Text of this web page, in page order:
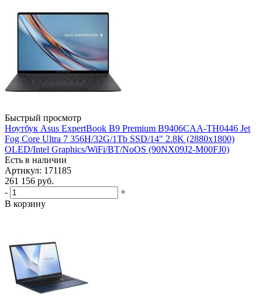
Быстрый просмотр
Ноутбук Asus ExpertBook B9 Premium B9406CAA-TH0446 Jet
Fog Core Ultra 7 356H/32G/1Tb SSD/14" 2.8K (2880х1800)
OLED/Intel Graphics/WiFi/BT/NoOS (90NX09J2-M00FJ0)
Есть в наличии
Артикул: 171185
261 156 руб.
-
+
В корзину